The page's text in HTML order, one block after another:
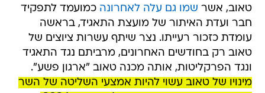
טאוב, אשר שמו גם עלה לאחרונה כמועמד לתפקיד
חבר ועדת האיתור של מועצת התאגיד, בראשה
עומדת כזכור רעייתו. נצר שיתף עשרות ציוצים של
טאוב רק בחודשים האחרונים, מרביתם נגד התאגיד
ונגד הפרקליטות, אותה מכנה טאוב "ארגון פשע".
מינויו של טאוב עשוי להיות אמצעי השליטה של השר